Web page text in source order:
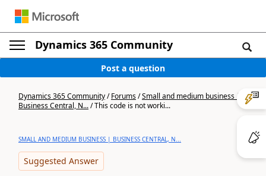
Dynamics 365 Community
Post a question
Dynamics 365 Community/Forums/Small and medium business |
Business Central, N.../This code is not worki...
SMALL AND MEDIUM BUSINESS | BUSINESS CENTRAL, N...
Suggested Answer